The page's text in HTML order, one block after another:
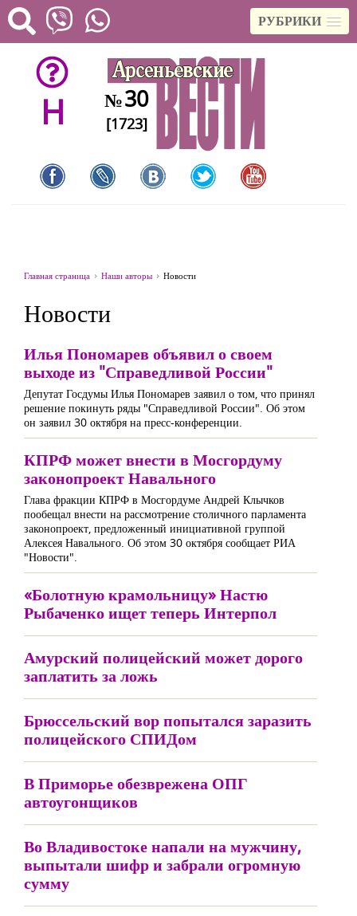
РУБРИКИ
H №30
[1723]
Главная страница Наши авторы Новости
Новости
Илья Пономарев объявил о своем
выходе из "Справедливой России"
Депутат Госдумы Илья Пономарев заявил о том, что принял
решение покинуть ряды "Справедливой России". Об этом
он заявил 30 октября на пресс-конференции.
КПРФ может внести в Мосгордуму
законопроект Навального
Глава фракции КПРФ в Мосгордуме Андрей Клычков
пообещал внести на рассмотрение столичного парламента
законопроект, предложенный инициативной группой
Алексея Навального. Об этом 30 октября сообщает РИА
"Новости".
«Болотную крамольницу» Настю
Рыбаченко ищет теперь Интерпол
Амурский полицейский может дорого
заплатить за ложь
Брюссельский вор попытался заразить
полицейского СПИДом
В Приморье обезврежена ОПГ
автоугонщиков
Во Владивостоке напали на мужчину,
выпытали шифр и забрали огромную
сумму